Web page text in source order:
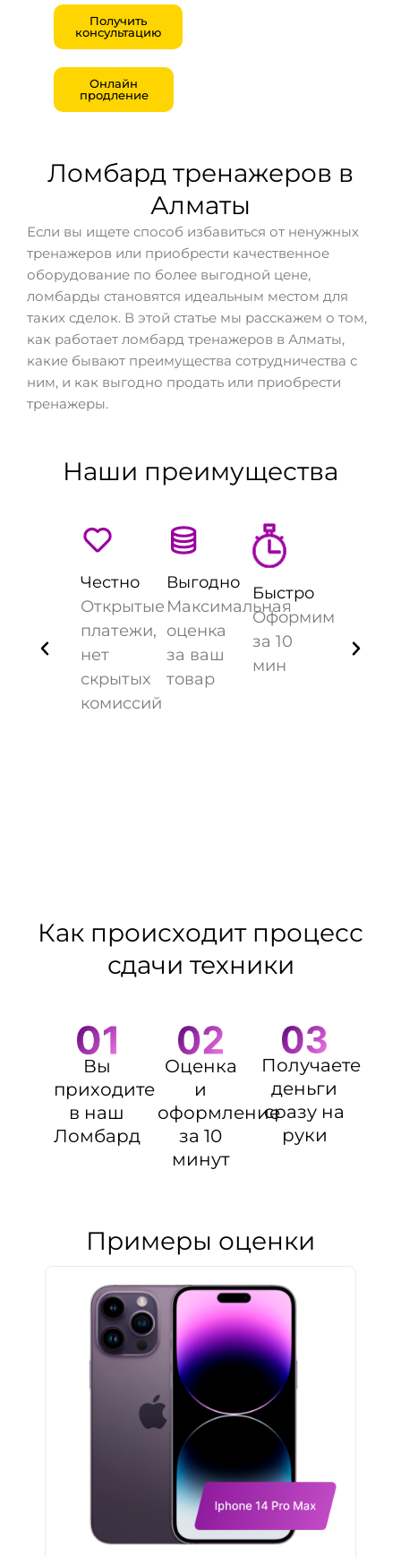
Получить
консультацию
Онлайн
продление
Ломбард тренажеров в
Алматы
Если вы ищете способ избавиться от ненужных
тренажеров или приобрести качественное
оборудование по более выгодной цене,
ломбарды становятся идеальным местом для
таких сделок. В этой статье мы расскажем о том,
как работает ломбард тренажеров в Алматы,
какие бывают преимущества сотрудничества с
ним, и как выгодно продать или приобрести
тренажеры.
Наши преимущества
Честно
Открытые
платежи,
нет
скрытых
комиссий
Выгодно
Максимальная
оценка
за ваш
товар
Быстро
Оформим
за 10
мин
Как происходит процесс
сдачи техники
Вы
приходите
в наш
Ломбард
Оценка
и
оформление
за 10
минут
Получаете
деньги
сразу на
руки
Примеры оценки